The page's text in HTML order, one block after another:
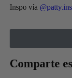
Inspo vía
Comparte